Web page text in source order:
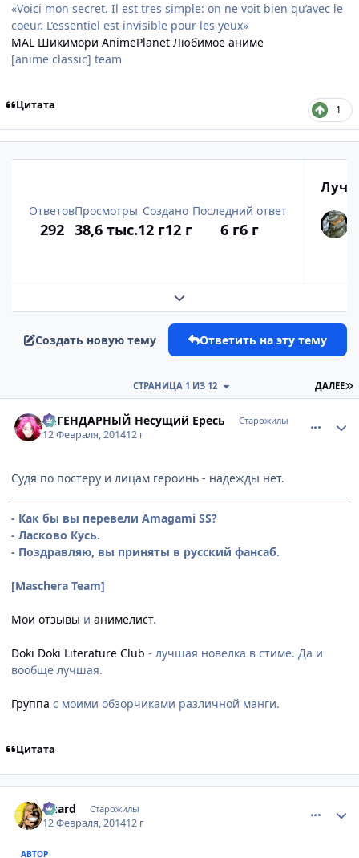
«Voici mon secret. Il est tres simple: on ne voit bien qu’avec le
coeur. L’essentiel est invisible pour les yeux»
MAL Шикимори AnimePlanet Любимое аниме
[anime classic] team
Цитата 1
Ответов
292
Просмотры
38,6 тыс.
Создано
12 г12 г
Последний ответ
6 г6 г
Развернуть обзор темы
Создать новую тему Ответить на эту тему
ДАЛЕЕ
СТРАНИЦА 1 ИЗ 12
ЛЕГЕНДАРНЫЙ Несущий Ересь Старожилы
12 Февраля, 201412 г
Судя по постеру и лицам героинь - надежды нет.
- Как бы вы перевели Amagami SS?
- Ласково Кусь.
- Поздравляю, вы приняты в русский фансаб.
[Maschera Team]
Мои отзывы и анимелист.
Doki Doki Literature Club - лучшая новелка в стиме. Да и
вообще лучшая.
Группа с моими обзорчиками различной манги.
Цитата
Guard Старожилы
12 Февраля, 201412 г
АВТОР